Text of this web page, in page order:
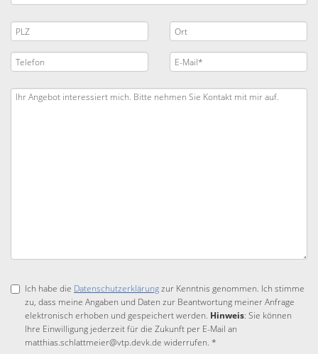
Ich habe die Datenschutzerklärungzur Kenntnis genommen. Ich stimme
zu, dass meine Angaben und Daten zur Beantwortung meiner Anfrage
elektronisch erhoben und gespeichert werden. Hinweis: Sie können
Ihre Einwilligung jederzeit für die Zukunft per E-Mail an
matthias.schlattmeier@vtp.devk.de widerrufen. *